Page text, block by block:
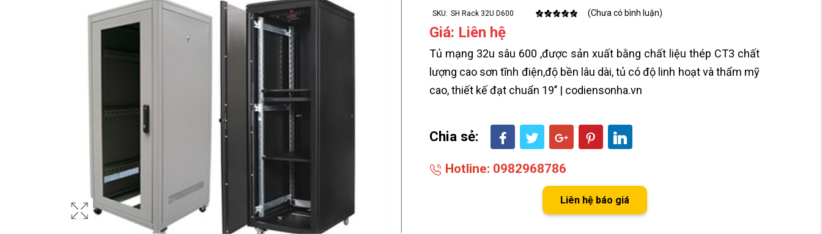
SKU: SH Rack 32U D600 (Chưa có bình luận)
Giá: Liên hệ
Tủ mạng 32u sâu 600 ,được sản xuất bằng chất liệu thép CT3 chất
lượng cao sơn tĩnh điện,độ bền lâu dài, tủ có độ linh hoạt và thẩm mỹ
cao, thiết kế đạt chuẩn 19’’ | codiensonha.vn
Chia sẻ:
Hotline: 0982968786
Liên hệ báo giá